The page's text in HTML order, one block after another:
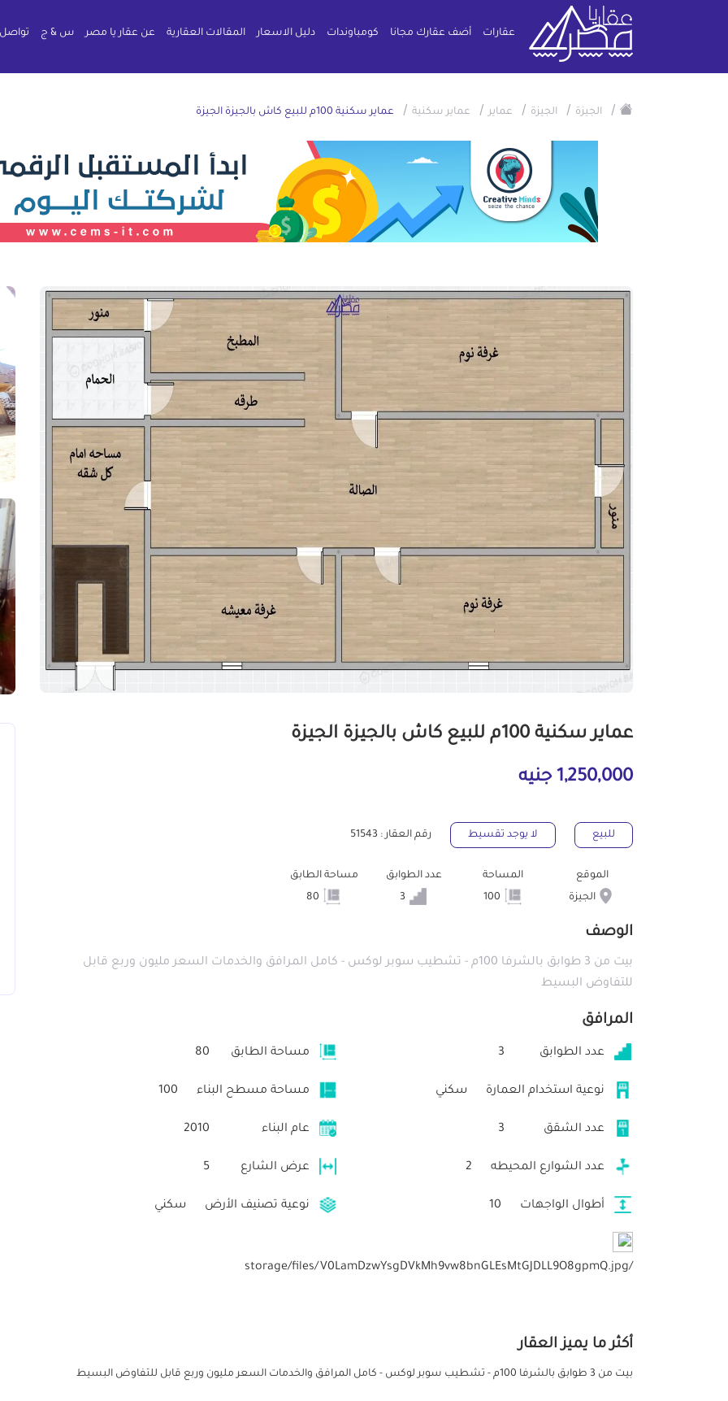
عقارات أضف عقارك مجانا كومباوندات دليل الاسعار المقالات العقارية عن عقار يا مصر س & ج
/ الجيزة / الجيزة / عماير / عماير سكنية / عماير سكنية 100م للبيع كاش بالجيزة الجيزة
عماير سكنية 100م للبيع كاش بالجيزة الجيزة
1,250,000 جنيه
للبيع لا يوجد تقسيط رقم العقار : 51543
الموقع
الجيزة
المساحة
عدد الطوابق
مساحة الطابق
الوصف
بيت من 3 طوابق بالشرفا 100م - تشطيب سوبر لوكس - كامل المرافق والخدمات السعر مليون وربع قابل
للتفاوض البسيط
المرافق
عدد الطوابق 3 مساحة الطابق 80
نوعية استخدام العمارة سكني مساحة مسطح البناء 100
عدد الشقق 3 عام البناء 2010
عدد الشوارع المحيطه 2 عرض الشارع 5
أطوال الواجهات 10 نوعية تصنيف الأرض سكني
/storage/files/V0LamDzwYsgDVkMh9vw8bnGLEsMtGJDLL9O8gpmQ.jpg
أكثر ما يميز العقار
بيت من 3 طوابق بالشرفا 100م - تشطيب سوبر لوكس - كامل المرافق والخدمات السعر مليون وربع قابل للتفاوض البسيط